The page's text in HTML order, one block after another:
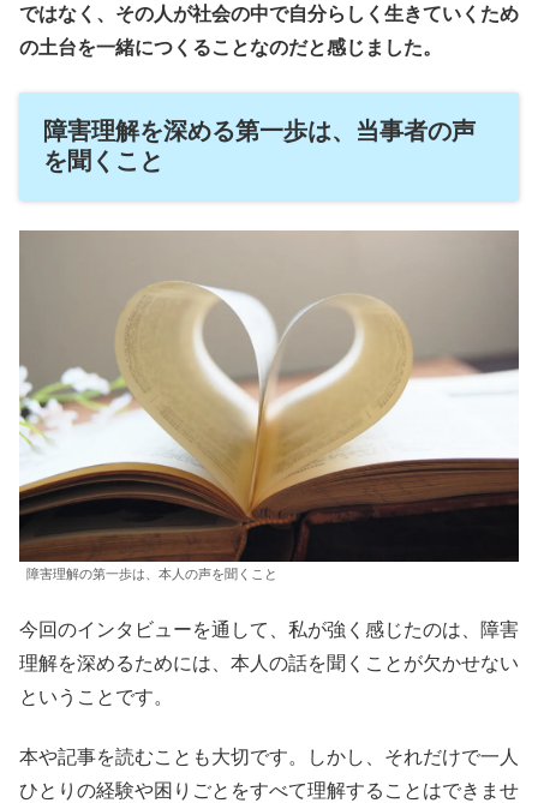
ではなく、その人が社会の中で自分らしく生きていくため
の土台を一緒につくることなのだと感じました。
障害理解を深める第一歩は、当事者の声
を聞くこと
障害理解の第一歩は、本人の声を聞くこと
今回のインタビューを通して、私が強く感じたのは、障害
理解を深めるためには、本人の話を聞くことが欠かせない
ということです。
本や記事を読むことも大切です。しかし、それだけで一人
ひとりの経験や困りごとをすべて理解することはできませ